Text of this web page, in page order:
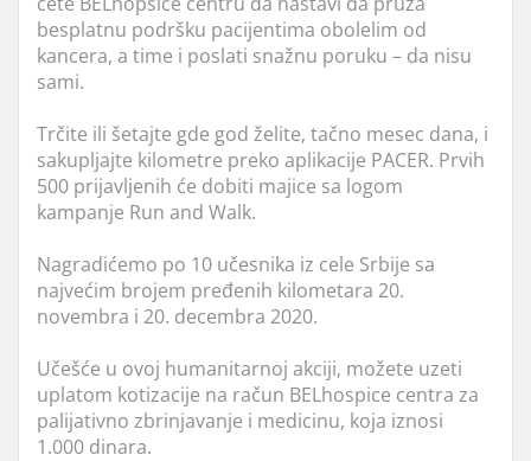
besplatnu podršku pacijentima obolelim od
kancera, a time i poslati snažnu poruku – da nisu
sami.
Trčite ili šetajte gde god želite, tačno mesec dana, i
sakupljajte kilometre preko aplikacije PACER. Prvih
500 prijavljenih će dobiti majice sa logom
kampanje Run and Walk.
Nagradićemo po 10 učesnika iz cele Srbije sa
najvećim brojem pređenih kilometara 20.
novembra i 20. decembra 2020.
Učešće u ovoj humanitarnoj akciji, možete uzeti
uplatom kotizacije na račun BELhospice centra za
palijativno zbrinjavanje i medicinu, koja iznosi
1.000 dinara.